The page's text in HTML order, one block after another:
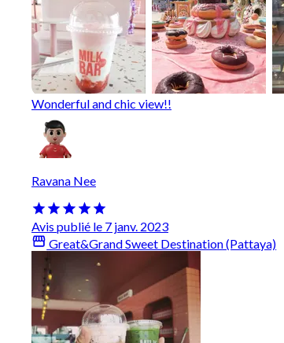
Wonderful and chic view!!
Ravana Nee
Avis publié le 7 janv. 2023
Great&Grand Sweet Destination (Pattaya)